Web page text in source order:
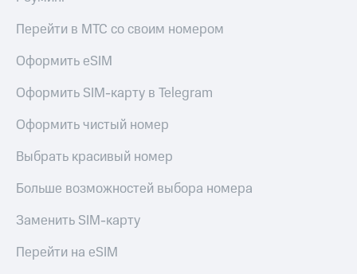
Перейти в МТС со своим номером
Оформить eSIM
Оформить SIM-карту в Telegram
Оформить чистый номер
Выбрать красивый номер
Больше возможностей выбора номера
Заменить SIM-карту
Перейти на eSIM